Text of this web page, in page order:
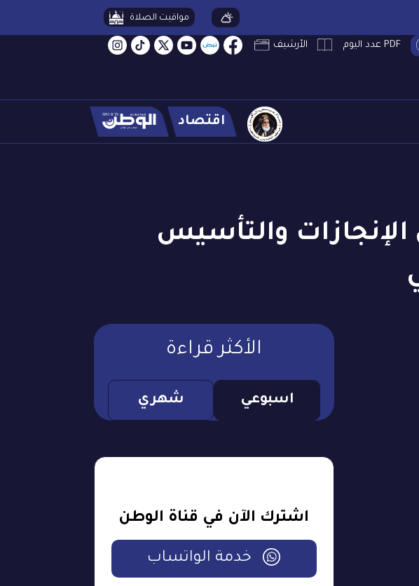
مواقيت الصلاة
PDF عدد اليوم الأرشيف
اقتصاد
والتأسيس
الأكثر قراءة
اسبوعي شهري
اشترك الآن في قناة الوطن
خدمة الواتساب